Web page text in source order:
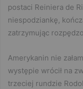
postaci Reiniera de
niespodziankę,
zatrzymując
Amerykanin nie
występie wrócił na
trzeciej rundzie